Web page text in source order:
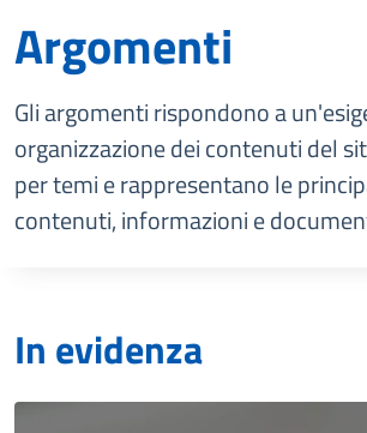
Argomenti
Gli argomenti rispondono a
organizzazione dei contenuti del
per temi e rappresentano le
contenuti, informazioni e
In evidenza